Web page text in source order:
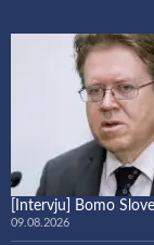
[Intervju] Bomo
09.08.2026